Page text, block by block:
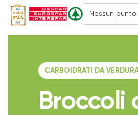
CARBOIDRATI DA
Broccoli